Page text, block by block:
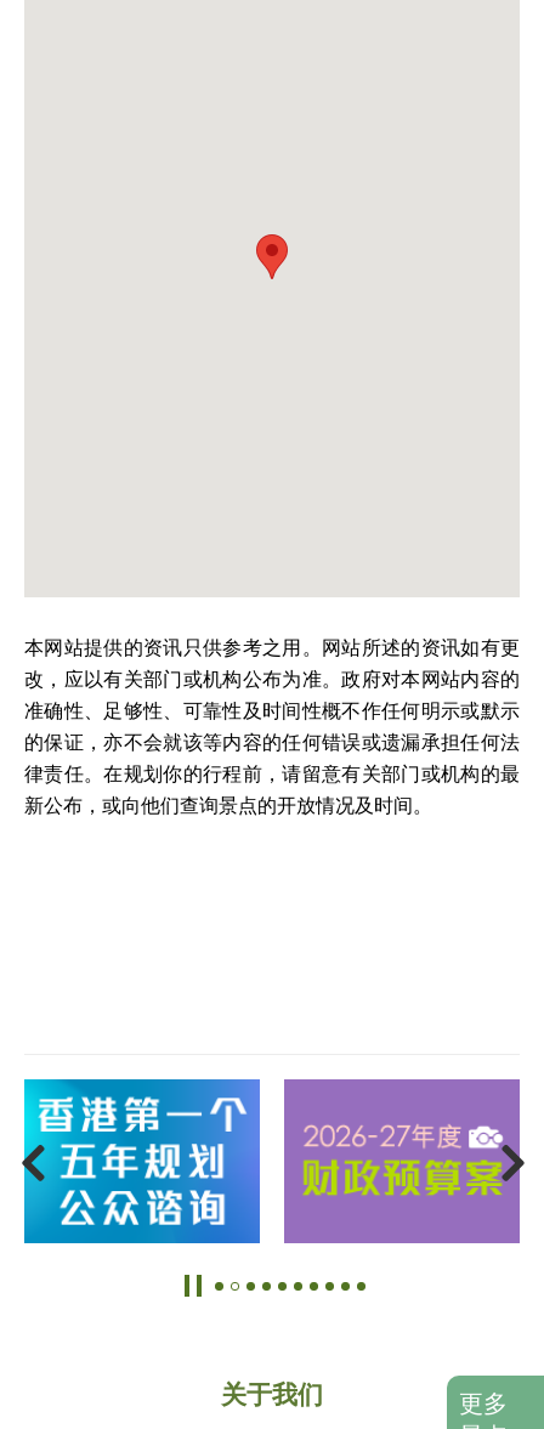
本网站提供的资讯只供参考之用。网站所述的资讯如有更
改，应以有关部门或机构公布为准。政府对本网站内容的
准确性、足够性、可靠性及时间性概不作任何明示或默示
的保证，亦不会就该等内容的任何错误或遗漏承担任何法
律责任。在规划你的行程前，请留意有关部门或机构的最
新公布，或向他们查询景点的开放情况及时间。
关于我们
更多